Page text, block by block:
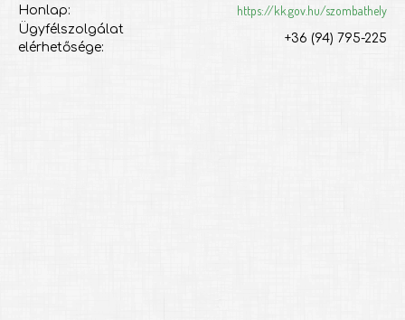
Honlap: https://kk.gov.hu/szombathely
Ügyfélszolgálat
elérhetősége:
+36 (94) 795-225